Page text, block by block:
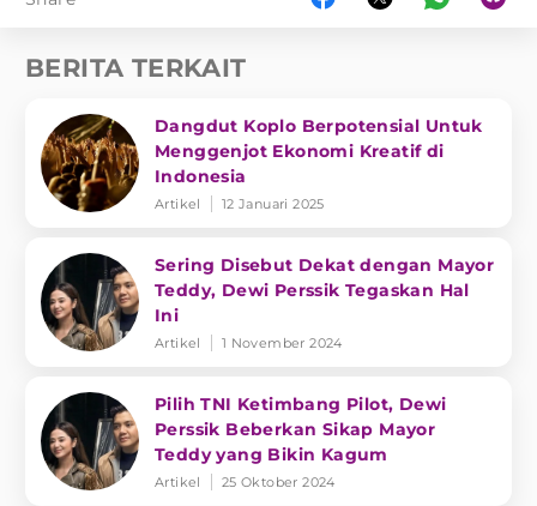
BERITA TERKAIT
Dangdut Koplo Berpotensial Untuk
Menggenjot Ekonomi Kreatif di
Indonesia
Artikel 12 Januari 2025
Sering Disebut Dekat dengan Mayor
Teddy, Dewi Perssik Tegaskan Hal
Ini
Artikel 1 November 2024
Pilih TNI Ketimbang Pilot, Dewi
Perssik Beberkan Sikap Mayor
Teddy yang Bikin Kagum
Artikel 25 Oktober 2024